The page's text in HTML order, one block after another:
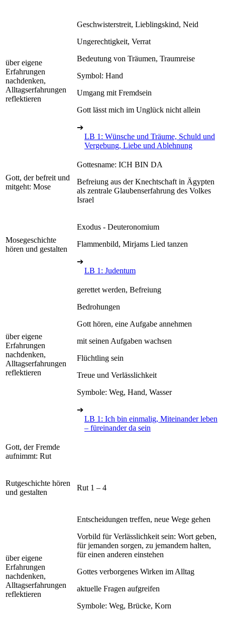
über eigene
Erfahrungen
nachdenken,
Alltagserfahrungen
reflektieren
Geschwisterstreit, Lieblingskind, Neid
Ungerechtigkeit, Verrat
Bedeutung von Träumen, Traumreise
Symbol: Hand
Umgang mit Fremdsein
Gott lässt mich im Unglück nicht allein
➔
LB 1: Wünsche und Träume, Schuld und
Vergebung, Liebe und Ablehnung
Gott, der befreit und
mitgeht: Mose
Gottesname: ICH BIN DA
Befreiung aus der Knechtschaft in Ägypten
als zentrale Glaubenserfahrung des Volkes
Israel
Mosegeschichte
hören und gestalten
Exodus - Deuteronomium
Flammenbild, Mirjams Lied tanzen
➔
LB 1: Judentum
über eigene
Erfahrungen
nachdenken,
Alltagserfahrungen
reflektieren
gerettet werden, Befreiung
Bedrohungen
Gott hören, eine Aufgabe annehmen
mit seinen Aufgaben wachsen
Flüchtling sein
Treue und Verlässlichkeit
Symbole: Weg, Hand, Wasser
➔
LB 1: Ich bin einmalig, Miteinander leben
– füreinander da sein
Gott, der Fremde
aufnimmt: Rut
Rutgeschichte hören
und gestalten
Rut 1 – 4
über eigene
Erfahrungen
nachdenken,
Alltagserfahrungen
reflektieren
Entscheidungen treffen, neue Wege gehen
Vorbild für Verlässlichkeit sein: Wort geben,
für jemanden sorgen, zu jemandem halten,
für einen anderen einstehen
Gottes verborgenes Wirken im Alltag
aktuelle Fragen aufgreifen
Symbole: Weg, Brücke, Korn